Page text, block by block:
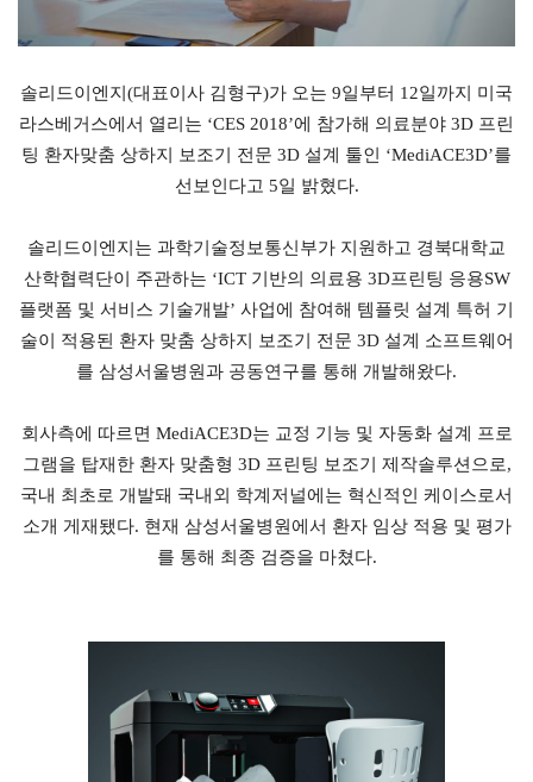
솔리드이엔지(대표이사 김형구)가 오는 9일부터 12일까지 미국
라스베거스에서 열리는 ‘CES 2018’에 참가해 의료분야 3D 프린
팅 환자맞춤 상하지 보조기 전문 3D 설계 툴인 ‘MediACE3D’를
선보인다고 5일 밝혔다.
솔리드이엔지는 과학기술정보통신부가 지원하고 경북대학교
산학협력단이 주관하는 ‘ICT 기반의 의료용 3D프린팅 응용SW
플랫폼 및 서비스 기술개발’ 사업에 참여해 템플릿 설계 특허 기
술이 적용된 환자 맞춤 상하지 보조기 전문 3D 설계 소프트웨어
를 삼성서울병원과 공동연구를 통해 개발해왔다.
회사측에 따르면 MediACE3D는 교정 기능 및 자동화 설계 프로
그램을 탑재한 환자 맞춤형 3D 프린팅 보조기 제작솔루션으로,
국내 최초로 개발돼 국내외 학계저널에는 혁신적인 케이스로서
소개 게재됐다. 현재 삼성서울병원에서 환자 임상 적용 및 평가
를 통해 최종 검증을 마쳤다.